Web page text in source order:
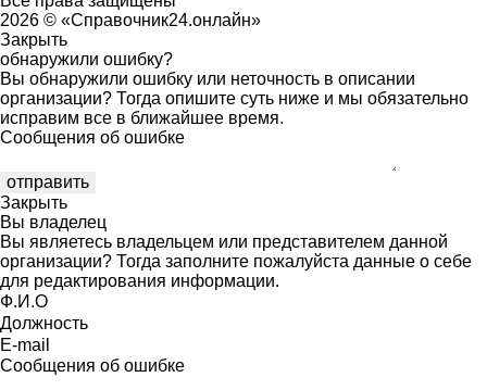
2026 © «Справочник24.онлайн»
Закрыть
обнаружили ошибку?
Вы обнаружили ошибку или неточность в описании
организации? Тогда опишите суть ниже и мы обязательно
исправим все в ближайшее время.
Сообщения об ошибке
Закрыть
Вы владелец
Вы являетесь владельцем или представителем данной
организации? Тогда заполните пожалуйста данные о себе
для редактирования информации.
Ф.И.О
Должность
E-mail
Сообщения об ошибке